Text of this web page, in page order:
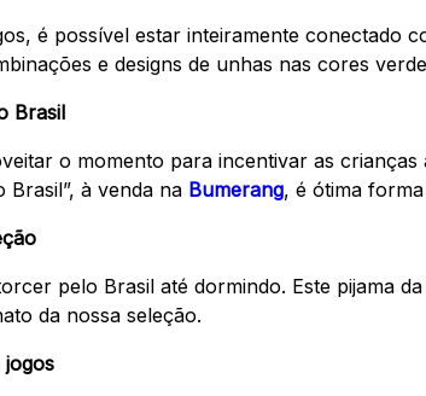
é possível estar inteiramente conectado
e designs de unhas nas cores
Brasil
o momento para incentivar as
Brasil”, à venda na Bumerang, é ótima
pelo Brasil até dormindo. Este pijama da
da nossa seleção.
jogos